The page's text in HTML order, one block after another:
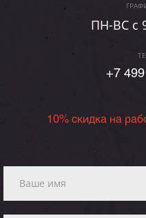
ПН-ВC c
+7
10% скидка на